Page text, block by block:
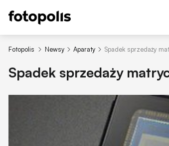
Fotopolis Newsy Aparaty Spadek sprzedaży
Spadek sprzedaży